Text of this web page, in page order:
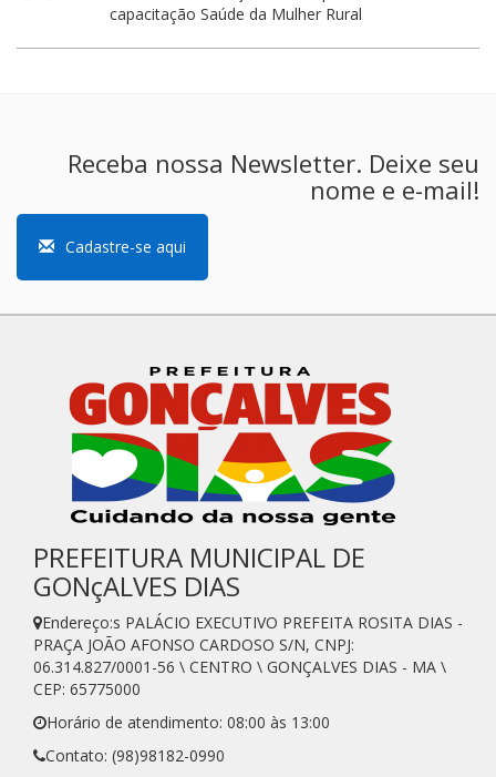
capacitação Saúde da Mulher Rural
Receba nossa Newsletter. Deixe seu
nome e e-mail!
Cadastre-se aqui
PREFEITURA MUNICIPAL DE
GONçALVES DIAS
Endereço:s PALÁCIO EXECUTIVO PREFEITA ROSITA DIAS -
PRAÇA JOÃO AFONSO CARDOSO S/N, CNPJ:
06.314.827/0001-56 \ CENTRO \ GONÇALVES DIAS - MA \
CEP: 65775000
Horário de atendimento: 08:00 às 13:00
Contato: (98)98182-0990